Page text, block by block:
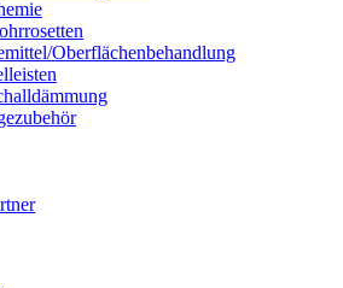
Oberflächenbehandlung